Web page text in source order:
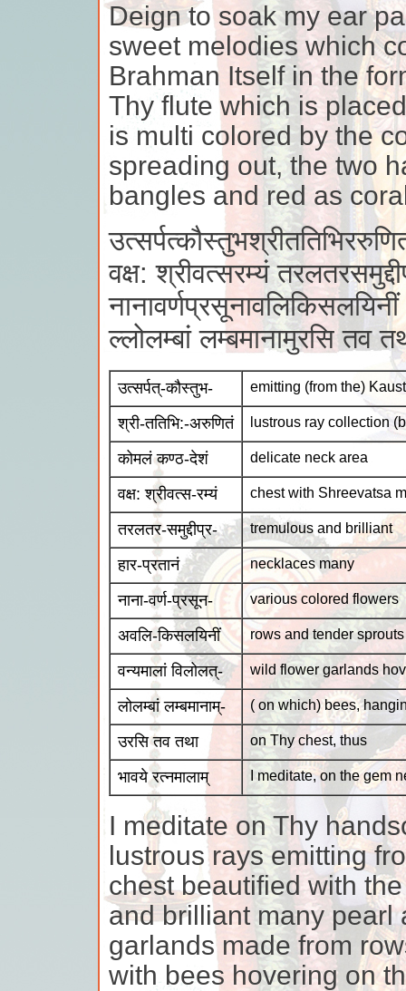
Deign to soak my ear
sweet melodies which
Brahman Itself in the
Thy flute which is
is multi colored by the
spreading out, the two
bangles and red as
वक्ष: श्रीवत्सरम्यं
ल्लोलम्बां लम्बमानामुरसि तव
उत्सर्पत्-कौस्तुभ- emitting (from the)
श्री-ततिभि:-अरुणितं lustrous ray collection
कोमलं कण्ठ-देशं delicate neck area
वक्ष: श्रीवत्स-रम्यं chest with Shreevatsa
तरलतर-समुद्दीप्र- tremulous and brilliant
हार-प्रतानं necklaces many
नाना-वर्ण-प्रसून- various colored flowers
अवलि-किसलयिनीं rows and tender sprouts
वन्यमालां विलोलत्- wild flower garlands
लोलम्बां लम्बमानाम्- ( on which) bees,
उरसि तव तथा on Thy chest, thus
भावये रत्नमालाम् I meditate, on the gem
I meditate on Thy
lustrous rays emitting
chest beautified with
and brilliant many pearl
garlands made from
with bees hovering on